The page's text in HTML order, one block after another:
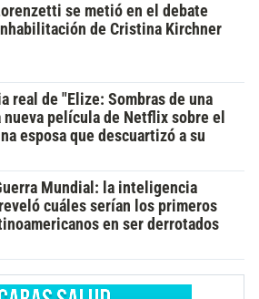
se metió en el debate
de Cristina Kirchner
real de "Elize: Sombras de una
nueva película de Netflix sobre el
esposa que descuartizó a su
Mundial: la inteligencia
cuáles serían los primeros
en ser derrotados